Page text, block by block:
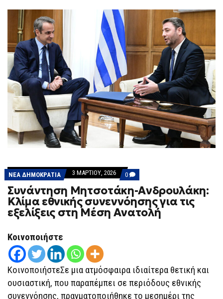
ΝΕΑ ΔΗΜΟΚΡΑΤΙΑ 3 ΜΑΡΤΊΟΥ, 2026 0 COMMENTS
ON
ΣΥΝΆΝΤΗΣΗ
ΜΗΤΣΟΤΆΚΗ-
ΑΝΔΡΟΥΛΆΚΗ:
ΚΛΊΜΑ
ΑΝΑΤΟΛΉ
Συνάντηση Μητσοτάκη-Ανδρουλάκη:
Κλίμα εθνικής συνεννόησης για τις
εξελίξεις στη Μέση Ανατολή
Κοινοποιήστε
ΚοινοποιήστεΣε μια ατμόσφαιρα ιδιαίτερα θετική και
ουσιαστική, που παραπέμπει σε περιόδους εθνικής
συνεννόησης, πραγματοποιήθηκε το μεσημέρι της